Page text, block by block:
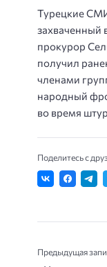
Турецкие
захваченный
прокурор
получил
членами
народный
во время
Поделитесь с
Предыдущая